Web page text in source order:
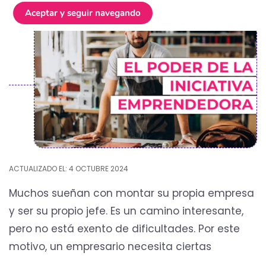
ACTUALIZADO EL: 4 OCTUBRE 2024
Muchos sueñan con montar su propia empresa
y ser su propio jefe. Es un camino interesante,
pero no está exento de dificultades. Por este
motivo, un empresario necesita ciertas
Aceptar y seguir navegando